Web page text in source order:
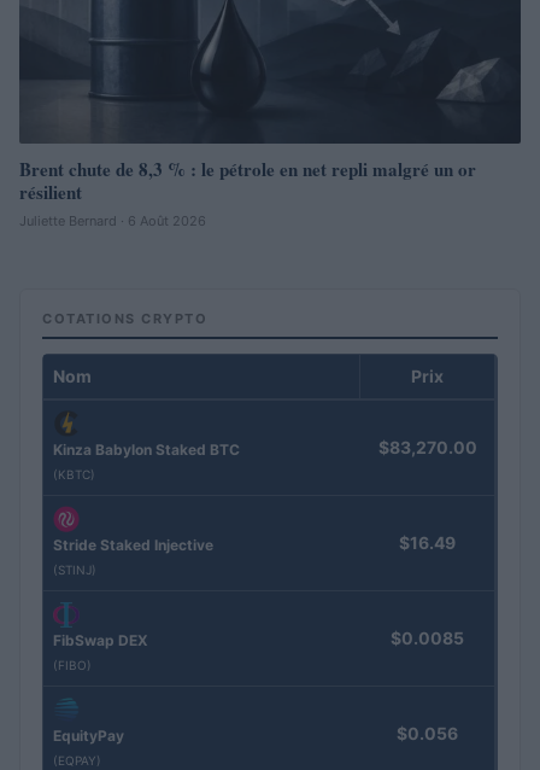
Brent chute de 8,3 % : le pétrole en net repli malgré un or
résilient
Juliette Bernard · 6 Août 2026
COTATIONS CRYPTO
Nom Prix
Kinza Babylon Staked BTC
(KBTC)
$83,270.00
Stride Staked Injective
(STINJ)
$16.49
FibSwap DEX
(FIBO)
$0.0085
EquityPay
(EQPAY)
$0.056